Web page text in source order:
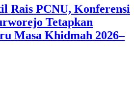
Rais PCNU, Konferensi
Tetapkan
Masa Khidmah 2026–